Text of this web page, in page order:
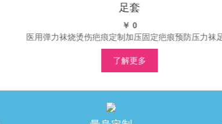
足套
医用弹力袜烧烫伤疤痕定制加压固定疤痕预防压力袜足套
了解更多